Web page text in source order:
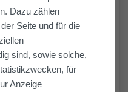
Dazu zählen
Seite und für die
sind, sowie solche,
für
Anzeige